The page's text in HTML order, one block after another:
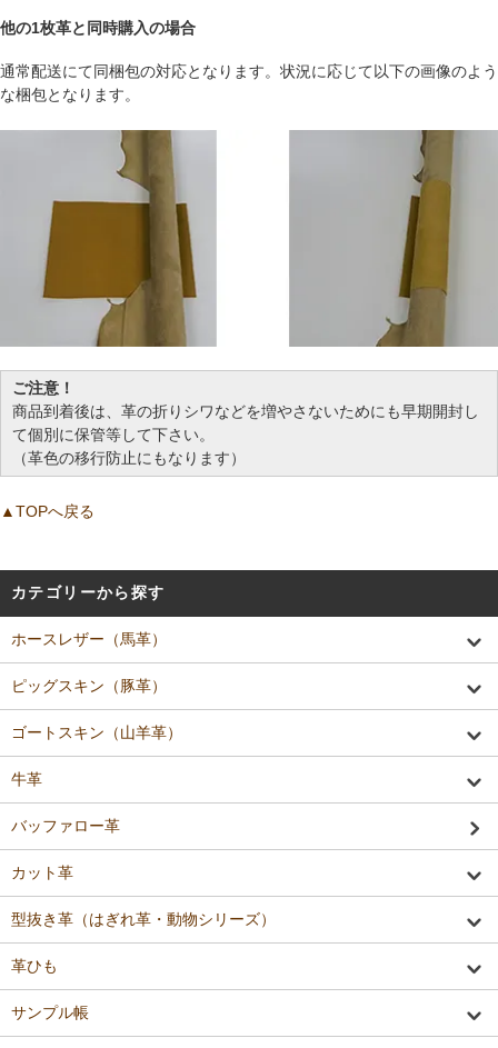
他の1枚革と同時購入の場合
通常配送にて同梱包の対応となります。状況に応じて以下の画像のよう
な梱包となります。
ご注意！
商品到着後は、革の折りシワなどを増やさないためにも早期開封し
て個別に保管等して下さい。
（革色の移行防止にもなります）
▲TOPへ戻る
カテゴリーから探す
ホースレザー（馬革）
ピッグスキン（豚革）
ゴートスキン（山羊革）
牛革
バッファロー革
カット革
型抜き革（はぎれ革・動物シリーズ）
革ひも
サンプル帳